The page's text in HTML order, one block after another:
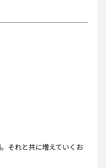
それと共に増えていくお